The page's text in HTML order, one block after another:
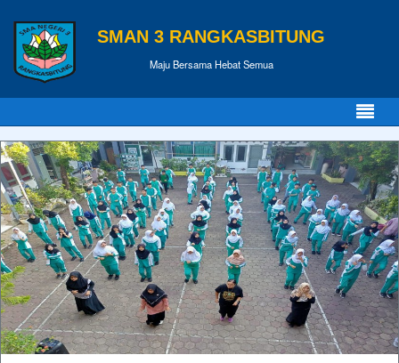
SMAN 3 RANGKASBITUNG
Maju Bersama Hebat Semua